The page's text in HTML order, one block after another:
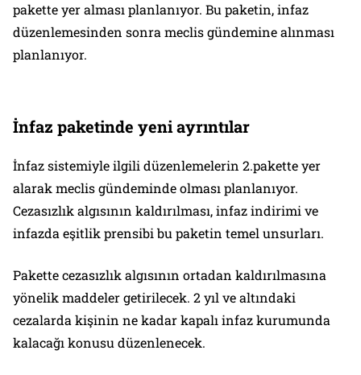
pakette yer alması planlanıyor. Bu paketin, infaz
düzenlemesinden sonra meclis gündemine alınması
planlanıyor.
İnfaz paketinde yeni ayrıntılar
İnfaz sistemiyle ilgili düzenlemelerin 2.pakette yer
alarak meclis gündeminde olması planlanıyor.
Cezasızlık algısının kaldırılması, infaz indirimi ve
infazda eşitlik prensibi bu paketin temel unsurları.
Pakette cezasızlık algısının ortadan kaldırılmasına
yönelik maddeler getirilecek. 2 yıl ve altındaki
cezalarda kişinin ne kadar kapalı infaz kurumunda
kalacağı konusu düzenlenecek.